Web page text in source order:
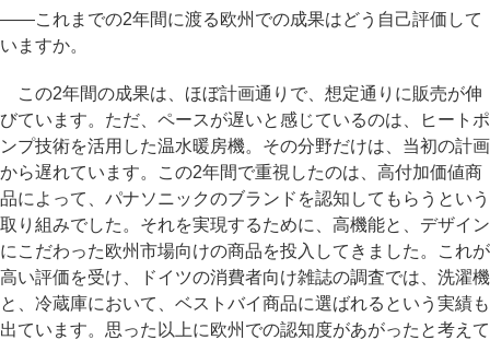
――これまでの2年間に渡る欧州での成果はどう自己評価して
いますか。
この2年間の成果は、ほぼ計画通りで、想定通りに販売が伸
びています。ただ、ペースが遅いと感じているのは、ヒートポ
ンプ技術を活用した温水暖房機。その分野だけは、当初の計画
から遅れています。この2年間で重視したのは、高付加価値商
品によって、パナソニックのブランドを認知してもらうという
取り組みでした。それを実現するために、高機能と、デザイン
にこだわった欧州市場向けの商品を投入してきました。これが
高い評価を受け、ドイツの消費者向け雑誌の調査では、洗濯機
と、冷蔵庫において、ベストバイ商品に選ばれるという実績も
出ています。思った以上に欧州での認知度があがったと考えて